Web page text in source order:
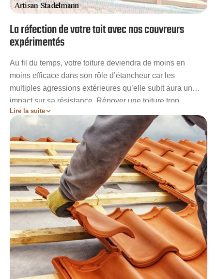
La réfection de votre toit avec nos couvreurs
expérimentés
Au fil du temps, votre toiture deviendra de moins en
moins efficace dans son rôle d’étancheur car les
multiples agressions extérieures qu’elle subit aura un
impact sur sa résistance. Rénover une toiture trop
ancienne est donc primordial si vous souhaitez conserver
votre confort et votre protection. Nos couvreurs peuvent
intervenir à Luce et ses environs pour tous travaux de
restauration de toiture. Artisan Stadelmann vous garantira
des prestations de haute qualité afin de vous offrir un toit
neuf apte à assurer son rôle à la perfection quels que
soient les matériaux de revêtement de votre choix.
Lire la suite